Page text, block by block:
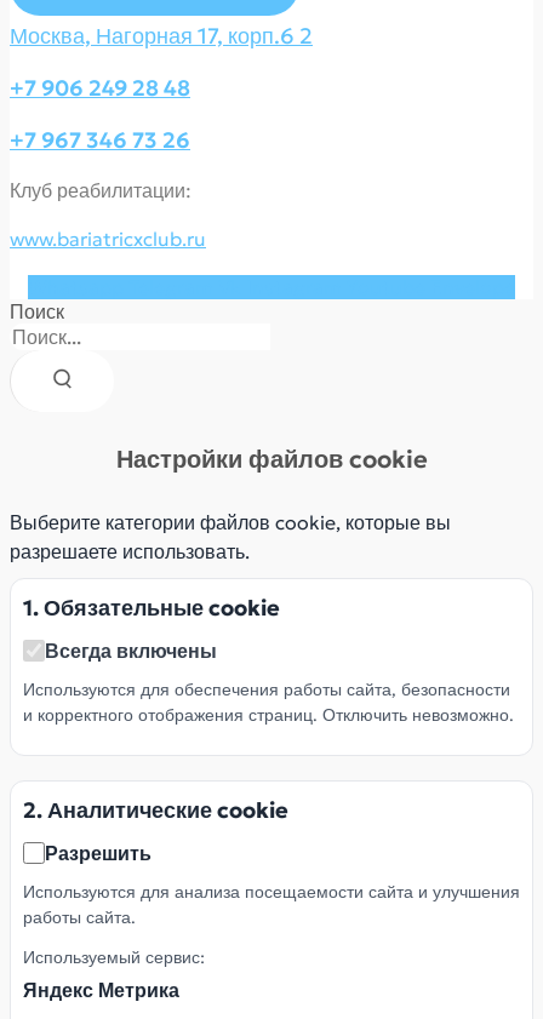
Москва, Нагорная 17, корп.6 2
+7 906 249 28 48
+7 967 346 73 26
Клуб реабилитации:
www.bariatricxclub.ru
Поиск
Настройки файлов cookie
Выберите категории файлов cookie, которые вы
разрешаете использовать.
1. Обязательные cookie
Всегда включены
Используются для обеспечения работы сайта, безопасности
и корректного отображения страниц. Отключить невозможно.
2. Аналитические cookie
Разрешить
Используются для анализа посещаемости сайта и улучшения
работы сайта.
Используемый сервис:
Яндекс Метрика